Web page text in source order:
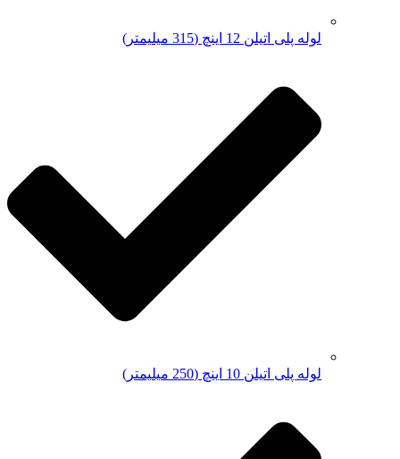
لوله پلی اتیلن 12 اینچ (315 میلیمتر)
لوله پلی اتیلن 10 اینچ (250 میلیمتر)